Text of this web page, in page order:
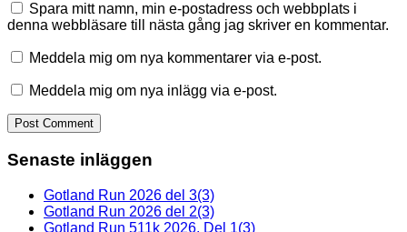
Spara mitt namn, min e-postadress och webbplats i
denna webbläsare till nästa gång jag skriver en kommentar.
Meddela mig om nya kommentarer via e-post.
Meddela mig om nya inlägg via e-post.
Senaste inläggen
Gotland Run 2026 del 3(3)
Gotland Run 2026 del 2(3)
Gotland Run 511k 2026. Del 1(3)